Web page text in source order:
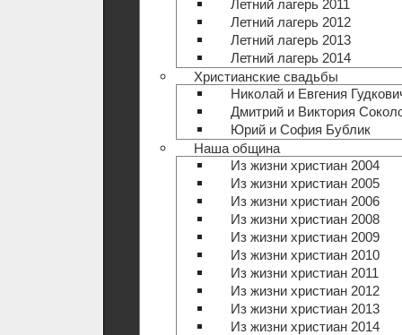
Летний лагерь 2011
Летний лагерь 2012
Летний лагерь 2013
Летний лагерь 2014
Христианские свадьбы
Николай и Евгения
Дмитрий и Виктория
Юрий и София Бублик
Наша община
Из жизни христиан 2004
Из жизни христиан 2005
Из жизни христиан 2006
Из жизни христиан 2008
Из жизни христиан 2009
Из жизни христиан 2010
Из жизни христиан 2011
Из жизни христиан 2012
Из жизни христиан 2013
Из жизни христиан 2014